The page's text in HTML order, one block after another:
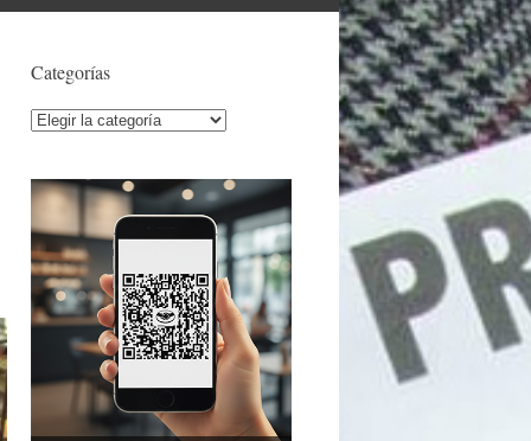
Categorías
Categorías